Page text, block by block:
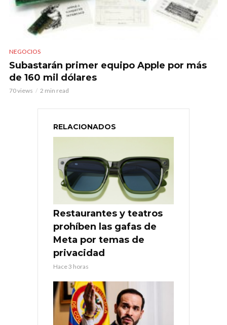
NEGOCIOS
Subastarán primer equipo Apple por más
de 160 mil dólares
70 views 2 min read
RELACIONADOS
Restaurantes y teatros
prohíben las gafas de
Meta por temas de
privacidad
Hace 3 horas